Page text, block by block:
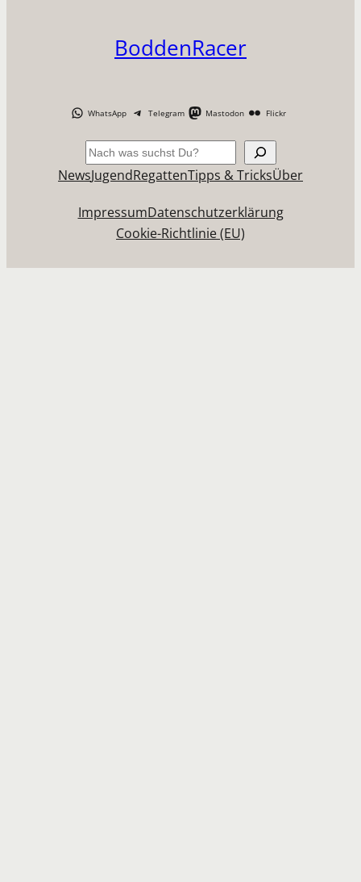
BoddenRacer
WhatsApp Telegram Mastodon Flickr
Suchen
NewsJugendRegattenTipps & TricksÜber
ImpressumDatenschutzerklärung
Cookie-Richtlinie (EU)